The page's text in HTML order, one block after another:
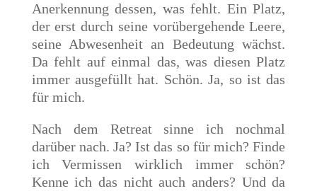
Anerkennung dessen, was fehlt. Ein Platz,
der erst durch seine vorübergehende Leere,
seine Abwesenheit an Bedeutung wächst.
Da fehlt auf einmal das, was diesen Platz
immer ausgefüllt hat. Schön. Ja, so ist das
für mich.
Nach dem Retreat sinne ich nochmal
darüber nach. Ja? Ist das so für mich? Finde
ich Vermissen wirklich immer schön?
Kenne ich das nicht auch anders? Und da